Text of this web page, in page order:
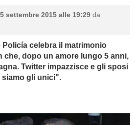
settembre 2015 alle 19:29 da
celebra il matrimonio
che, dopo un amore lungo 5 anni,
Twitter impazzisce e gli sposi
gli unici".